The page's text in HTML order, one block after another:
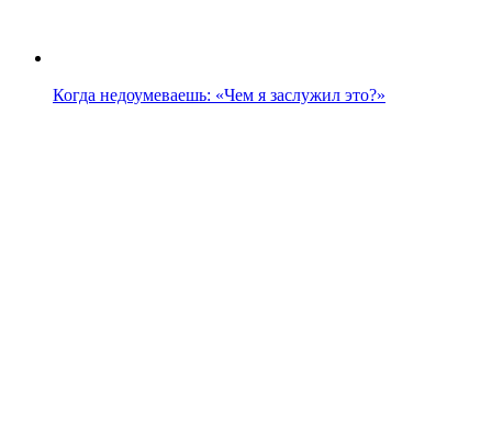
Когда недоумеваешь: «Чем я заслужил это?»